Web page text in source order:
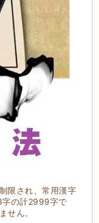
限され、常用漢字
字の計2999字で
せん。